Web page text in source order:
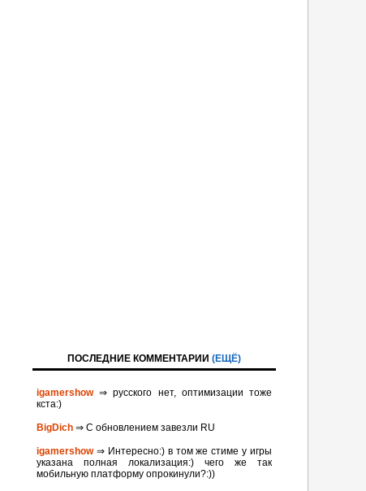
ПОСЛЕДНИЕ КОММЕНТАРИИ (ЕЩЁ)
igamershow⇒ русского нет, оптимизации тоже
кста:)
BigDich ⇒ С обновлением завезли RU
igamershow⇒ Интересно:) в том же стиме у игры
указана полная локализация:) чего же так
мобильную платформу опрокинули?:))